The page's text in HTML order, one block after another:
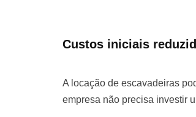
Custos iniciais
A locação de escavadeiras
empresa não precisa investir